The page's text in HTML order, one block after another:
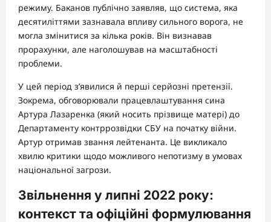
режиму. Баканов публічно заявляв, що система, яка
десятиліттями зазнавала впливу сильного ворога, не
могла змінитися за кілька років. Він визнавав
прорахунки, але наголошував на масштабності
проблеми.
У цей період з’явилися й перші серйозні претензії.
Зокрема, обговорювали працевлаштування сина
Артура Лазаренка (який носить прізвище матері) до
Департаменту контррозвідки СБУ на початку війни.
Артур отримав звання лейтенанта. Це викликало
хвилю критики щодо можливого непотизму в умовах
національної загрози.
Звільнення у липні 2022 року:
контекст та офіційні формулювання